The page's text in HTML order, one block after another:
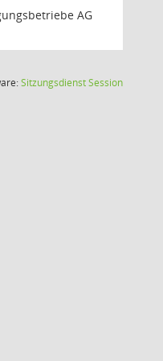
AG
SitzungsdienstSession(Wird in